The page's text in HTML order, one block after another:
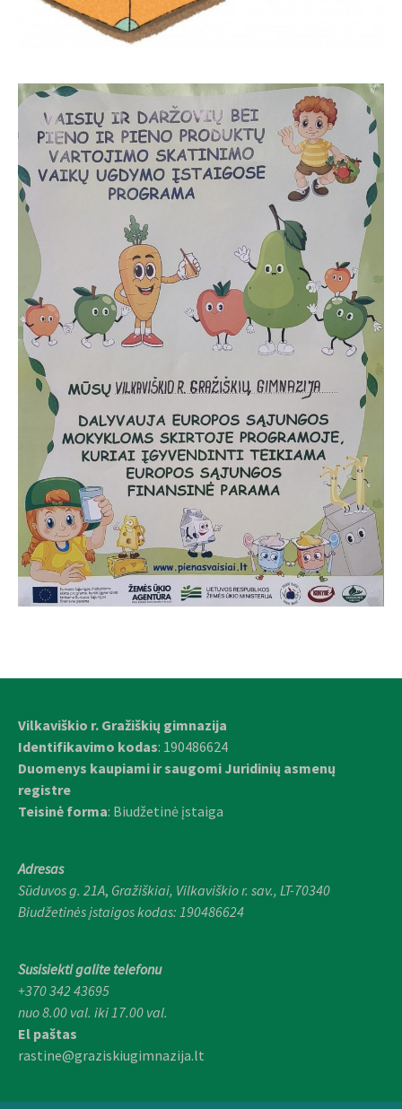
Vilkaviškio r. Gražiškių gimnazija
Identifikavimo kodas: 190486624
Duomenys kaupiami ir saugomi Juridinių asmenų
registre
Teisinė forma: Biudžetinė įstaiga
Adresas
Sūduvos g. 21A, Gražiškiai, Vilkaviškio r. sav., LT-70340
Biudžetinės įstaigos kodas: 190486624
Susisiekti galite telefonu
+370 342 43695
nuo 8.00 val. iki 17.00 val.
El paštas
rastine@graziskiugimnazija.lt